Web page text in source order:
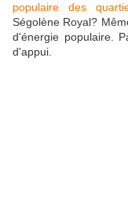
populaire des
Ségolène Royal?
d'énergie populaire.
d'appui.